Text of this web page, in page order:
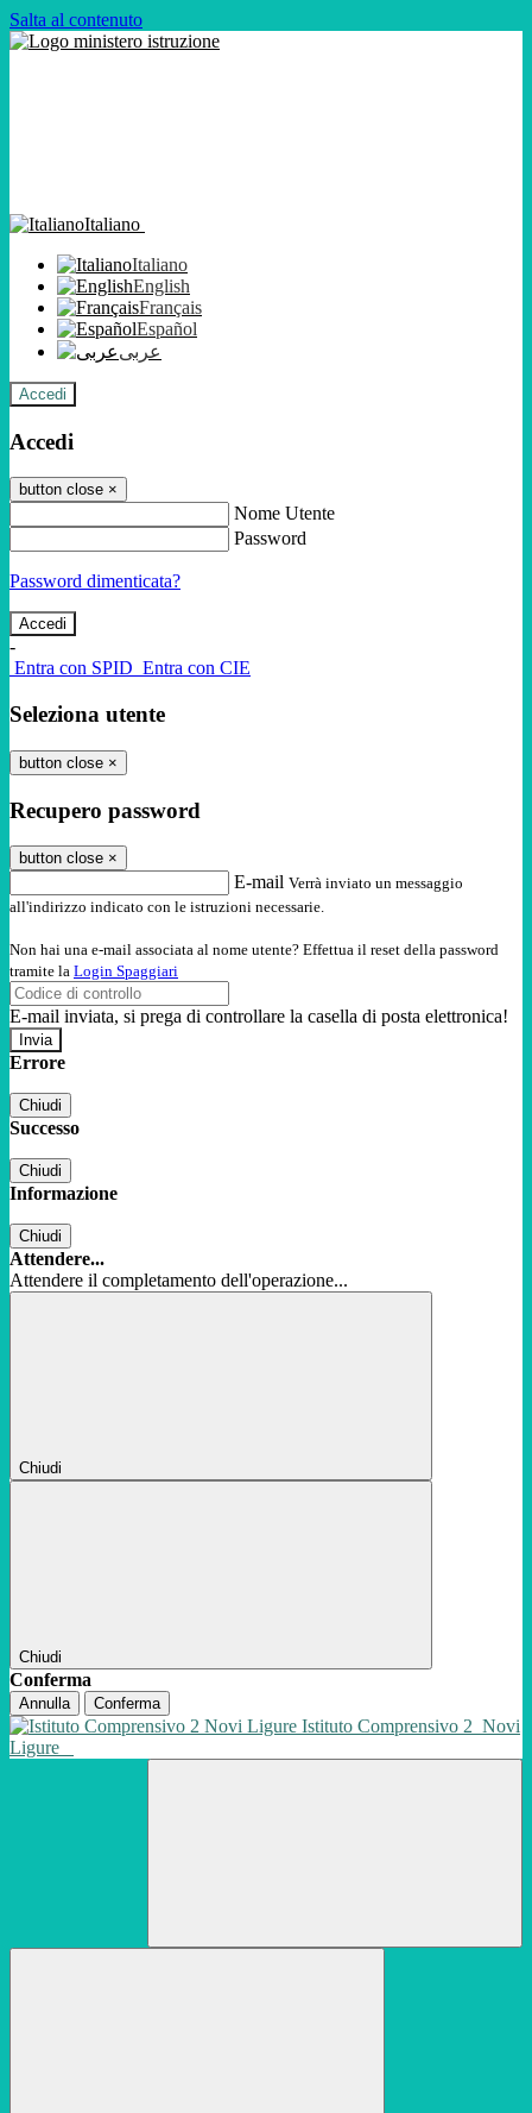
Salta al contenuto
Italiano
Italiano
English
Français
Español
عربى
Accedi
Accedi
button close ×
Nome Utente
Password
Password dimenticata?
-
Entra con SPID Entra con CIE
Seleziona utente
button close ×
Recupero password
button close ×
E-mail Verrà inviato un messaggio
all'indirizzo indicato con le istruzioni necessarie.
Non hai una e-mail associata al nome utente? Effettua il reset della password
tramite la Login Spaggiari
E-mail inviata, si prega di controllare la casella di posta elettronica!
Errore
Chiudi
Successo
Chiudi
Informazione
Chiudi
Attendere...
Attendere il completamento dell'operazione...
Chiudi
Chiudi
Conferma
Annulla Conferma
Istituto Comprensivo 2 Novi
Ligure